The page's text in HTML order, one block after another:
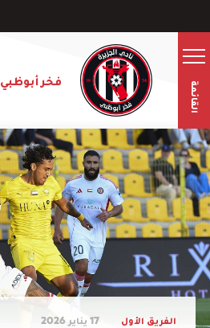
فخر أبوظبي القائمة
الفريق الأول 17 يناير 2026